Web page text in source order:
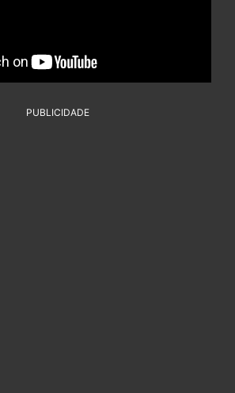
PUBLICIDADE